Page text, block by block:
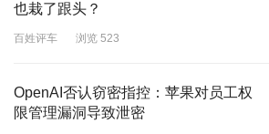
也栽了跟头？
百姓评车 浏览 523
OpenAI否认窃密指控：苹果对员工权
限管理漏洞导致泄密